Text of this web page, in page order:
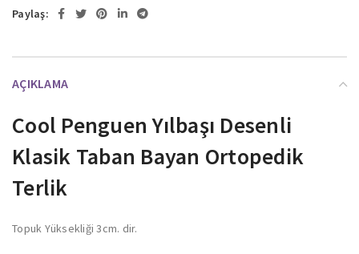
Paylaş:
AÇIKLAMA
Cool Penguen Yılbaşı Desenli
Klasik Taban Bayan Ortopedik
Terlik
Topuk Yüksekliği 3cm. dir.